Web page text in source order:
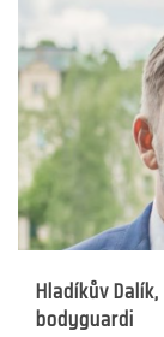
Hladíkův
bodyguardi